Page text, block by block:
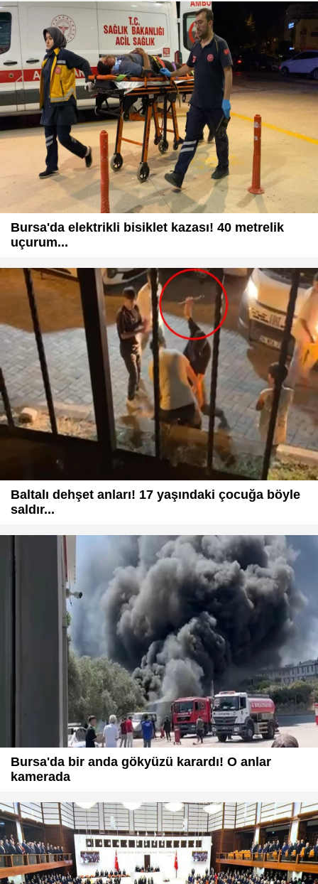
Bursa'da elektrikli bisiklet kazası! 40 metrelik
uçurum...
Baltalı dehşet anları! 17 yaşındaki çocuğa böyle
saldır...
Bursa'da bir anda gökyüzü karardı! O anlar
kamerada